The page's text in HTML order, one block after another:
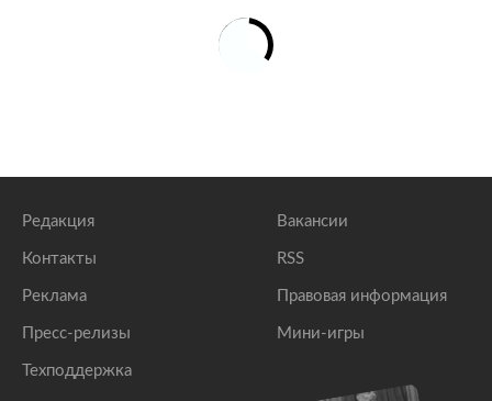
Редакция
Контакты
Реклама
Пресс-релизы
Техподдержка
Вакансии
RSS
Правовая информация
Мини-игры